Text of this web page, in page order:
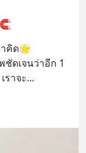
คิด🌟
ดเจนว่าอีก 1
ราจะ...